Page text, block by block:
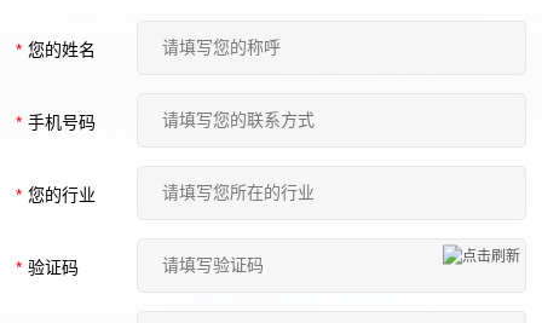
* 您的姓名
* 手机号码
* 您的行业
* 验证码